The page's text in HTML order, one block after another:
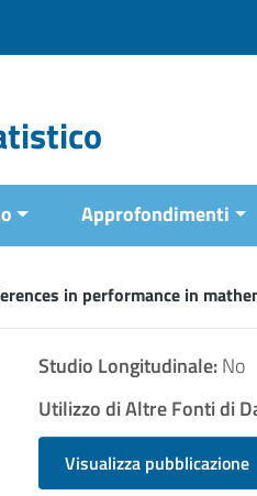
Approfondimenti
in performance in
Studio Longitudinale:No
Utilizzo di Altre Fonti di
Visualizza pubblicazione